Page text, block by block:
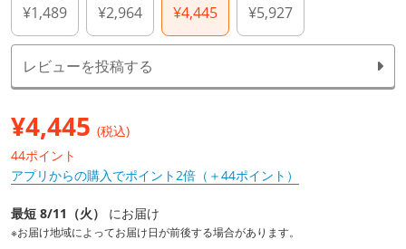
¥1,489
¥2,964
¥4,445
¥5,927
レビューを投稿する
¥4,445 (税込)
44ポイント
アプリからの購入でポイント2倍（＋44ポイント）
最短 8/11（火） にお届け
※お届け地域によってお届け日が前後する場合があります。